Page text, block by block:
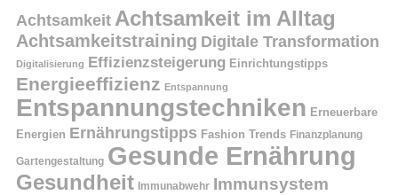
Achtsamkeit Achtsamkeit im Alltag
Achtsamkeitstraining Digitale Transformation
Digitalisierung Effizienzsteigerung Einrichtungstipps
Energieeffizienz Entspannung
Entspannungstechniken Erneuerbare
Energien Ernährungstipps Fashion Trends Finanzplanung
Gartengestaltung Gesunde Ernährung
Gesundheit Immunabwehr Immunsystem